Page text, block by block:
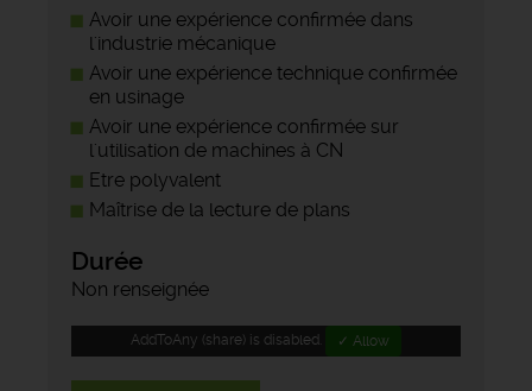
Avoir une expérience confirmée dans
l'industrie mécanique
Avoir une expérience technique confirmée
en usinage
Avoir une expérience confirmée sur
l'utilisation de machines à CN
Etre polyvalent
Maîtrise de la lecture de plans
Durée
Non renseignée
AddToAny (share) is disabled. ✓ Allow